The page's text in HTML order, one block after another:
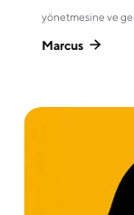
yönetmesine ve
Marcus 